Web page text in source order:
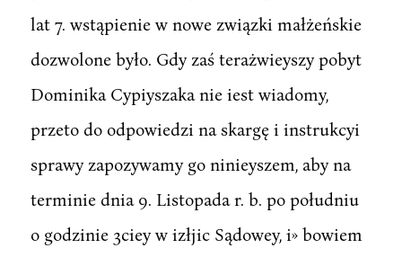
lat 7. wstąpienie w nowe związki małżeńskie
dozwolone było. Gdy zaś terażwieyszy pobyt
Dominika Cypiyszaka nie iest wiadomy,
przeto do odpowiedzi na skargę i instrukcyi
sprawy zapozywamy go ninieyszem, aby na
terminie dnia 9. Listopada r. b. po południu
o godzinie 3ciey w izłjic Sądowey, i» bowiem